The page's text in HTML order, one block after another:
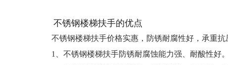
不锈钢楼梯扶手的优点
不锈钢楼梯扶手价格实惠，防锈耐腐性好，承重
1、不锈钢楼梯扶手防锈耐腐蚀能力强、耐酸性好。